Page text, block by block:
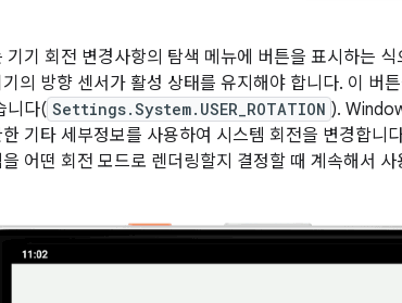
기기 회전 변경사항의 탐색 메뉴에 버튼을 표시하는
의 방향 센서가 활성 상태를 유지해야 합니다. 이 버
니다( Settings.System.USER_ROTATION ).
기타 세부정보를 사용하여 시스템 회전을 변경합
어떤 회전 모드로 렌더링할지 결정할 때 계속해서